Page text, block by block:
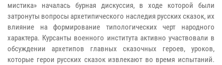
мистика» началась бурная дискуссия, в ходе которой были
затронуты вопросы архетипического наследия русских сказок, их
влияние на формирование типологических черт народного
характера. Курсанты военного института активно участвовали в
обсуждении архетипов главных сказочных героев, уроков,
которые герои русских сказок извлекают во время испытаний.